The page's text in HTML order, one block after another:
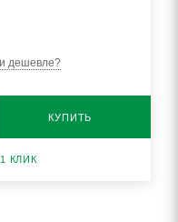
дешевле?
КУПИТЬ
КЛИК